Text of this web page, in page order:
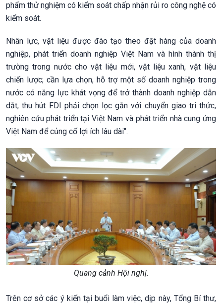
phẩm thử nghiệm có kiểm soát chấp nhận rủi ro công nghệ có
kiểm soát.
Nhân lực, vật liệu được đào tạo theo đặt hàng của doanh
nghiệp, phát triển doanh nghiệp Việt Nam và hình thành thị
trường trong nước cho vật liệu mới, vật liệu xanh, vật liệu
chiến lược; cần lựa chọn, hỗ trợ một số doanh nghiệp trong
nước có năng lực khát vọng để trở thành doanh nghiệp dẫn
dắt, thu hút FDI phải chọn lọc gắn với chuyển giao tri thức,
nghiên cứu phát triển tại Việt Nam và phát triển nhà cung ứng
Việt Nam để củng cố lợi ích lâu dài".
Quang cảnh Hội nghị.
Trên cơ sở các ý kiến tại buổi làm việc, dịp này, Tổng Bí thư,